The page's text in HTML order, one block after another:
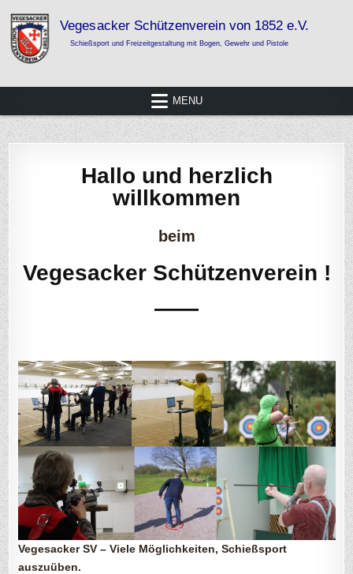
content
Vegesacker Schützenverein von 1852
e.V.
MENU
Hallo und herzlich
willkommen
beim
Vegesacker Schützenverein !
——
Vegesacker SV – Viele Möglichkeiten, Schießsport
auszuüben.